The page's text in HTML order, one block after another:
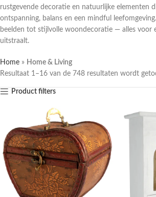
rustgevende decoratie en natuurlijke elementen
ontspanning, balans en een mindful
beelden tot stijlvolle woondecoratie — alles voor
uitstraalt.
Home » Home & Living
Resultaat 1–16 van de 748 resultaten wordt
Product filters